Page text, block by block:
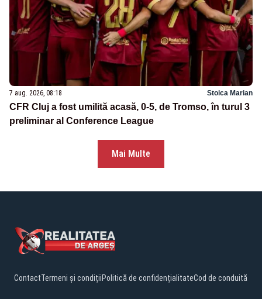
7 aug. 2026, 08:18 Stoica Marian
CFR Cluj a fost umilită acasă, 0-5, de Tromso, în turul 3
preliminar al Conference League
Mai Multe
ContactTermeni și condițiiPolitică de confidențialitateCod de conduită